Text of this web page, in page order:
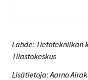
Lähde: Tietotekniikan
Tilastokeskus
Lisätietoja: Aarno